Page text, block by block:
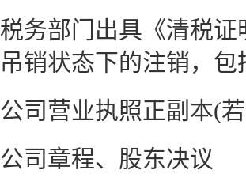
税务部门出具《清税
吊销状态下的注销，
公司营业执照正副本(
公司章程、股东决议